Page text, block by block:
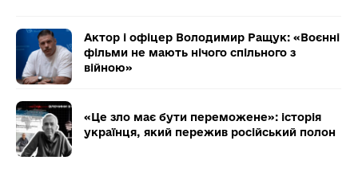
Актор і офіцер Володимир Ращук: «Воєнні
фільми не мають нічого спільного з
війною»
«Це зло має бути переможене»: історія
українця, який пережив російський полон